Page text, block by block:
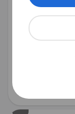
Kia Sportage
202450 589 km
Od pierwszego
Auta krajowe
Miesięczna